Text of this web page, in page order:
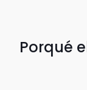
Porqué